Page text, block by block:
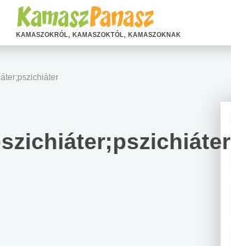
KAMASZOKRÓL, KAMASZOKTÓL, KAMASZOKNAK